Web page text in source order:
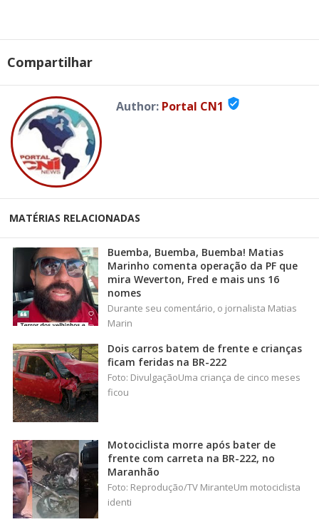
Compartilhar
Author: Portal CN1 verified_user
MATÉRIAS RELACIONADAS
Buemba, Buemba, Buemba! Matias
Marinho comenta operação da PF que
mira Weverton, Fred e mais uns 16
nomes
Durante seu comentário, o jornalista Matias
Marin
Dois carros batem de frente e crianças
ficam feridas na BR-222
Foto: DivulgaçãoUma criança de cinco meses
ficou
Motociclista morre após bater de
frente com carreta na BR-222, no
Maranhão
Foto: Reprodução/TV MiranteUm motociclista
identi